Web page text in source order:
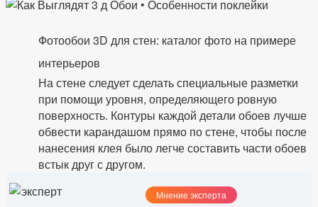
Фотообои 3D для стен: каталог фото на примере
интерьеров
На стене следует сделать специальные разметки
при помощи уровня, определяющего ровную
поверхность. Контуры каждой детали обоев лучше
обвести карандашом прямо по стене, чтобы после
нанесения клея было легче составить части обоев
встык друг с другом.
Мнение эксперта